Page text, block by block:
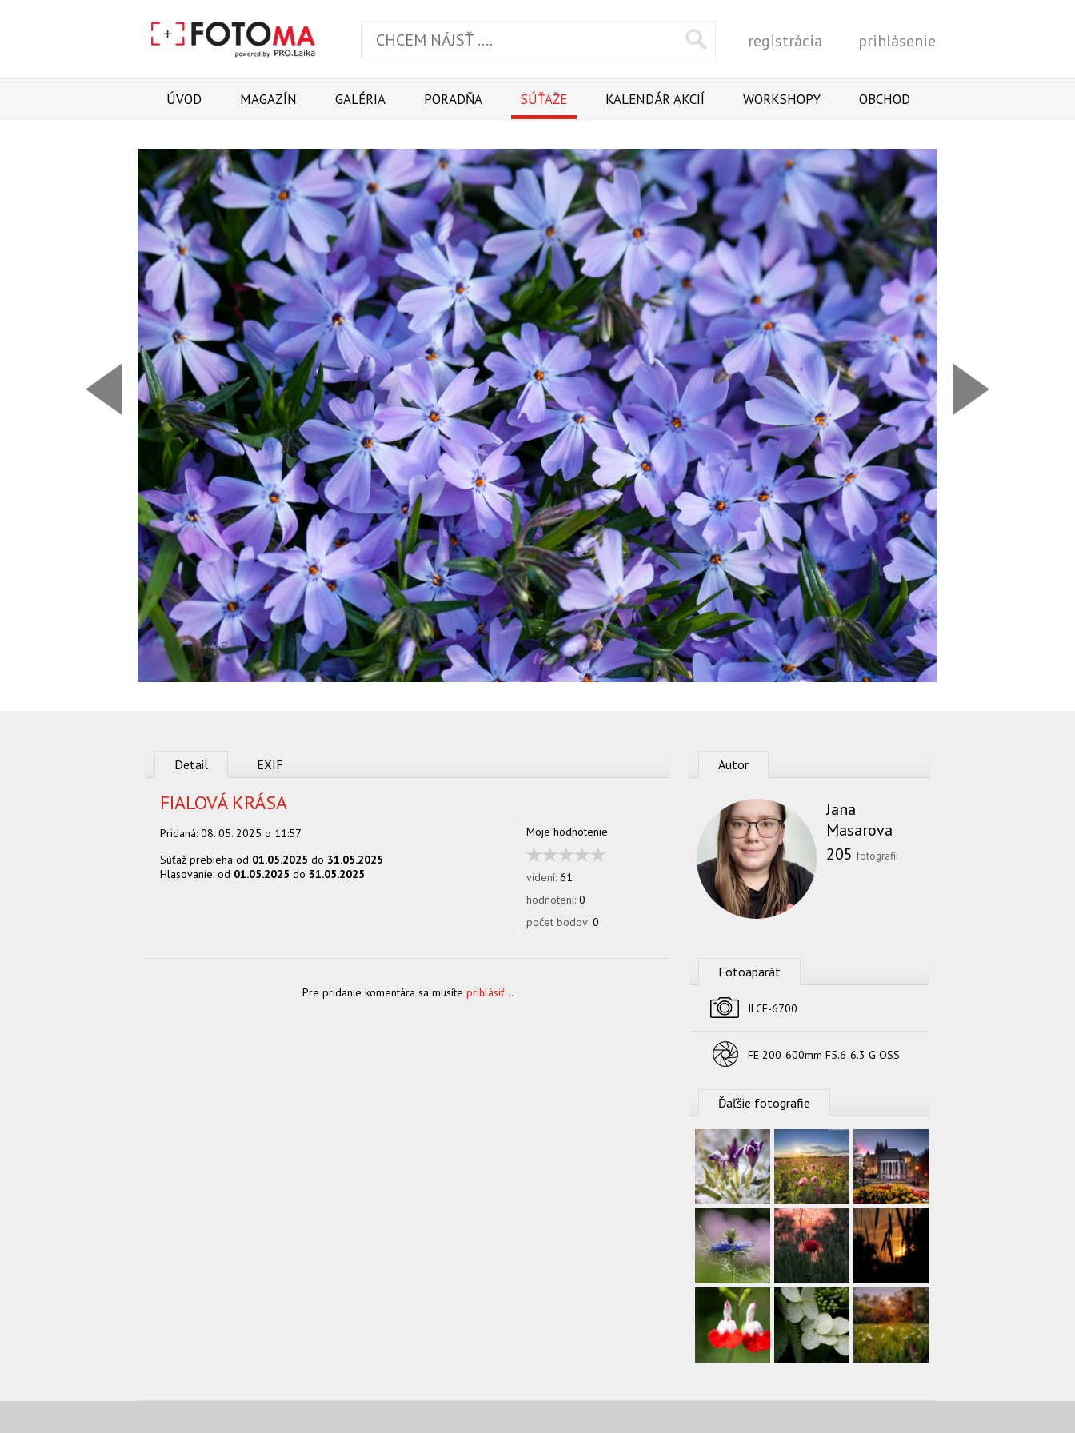
Vyhľadať
registrácia prihlásenie
ÚVOD MAGAZÍN GALÉRIA PORADŇA SÚŤAŽE KALENDÁR AKCIÍ WORKSHOPY OBCHOD
Predchádzajúca
Detail EXIF
FIALOVÁ KRÁSA
Pridaná: 08. 05. 2025 o 11:57
Súťaž prebieha od 01.05.2025 do 31.05.2025
Hlasovanie: od 01.05.2025 do 31.05.2025
Moje hodnotenie
videní: 61
hodnotení: 0
počet bodov: 0
Pre pridanie komentára sa musíte prihlásiť...
Autor
Jana
Masarova
205 fotografií
Fotoaparát
ILCE-6700
FE 200-600mm F5.6-6.3 G OSS
Ďaľšie fotografie